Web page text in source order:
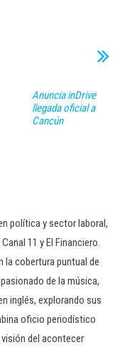
Anuncia inDrive
llegada oficial a
Cancún
política y sector laboral,
11 y El Financiero.
la cobertura puntual de
de la música,
inglés, explorando sus
oficio periodístico
del acontecer